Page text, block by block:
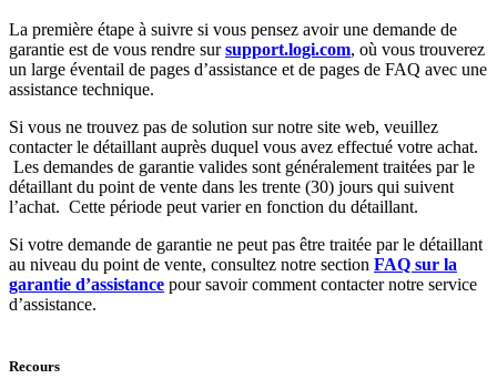
La première étape à suivre si vous pensez avoir une demande de
garantie est de vous rendre sursupport.logi.com, où vous trouverez
un large éventail de pages d’assistance et de pages de FAQ avec une
assistance technique.
Si vous ne trouvez pas de solution sur notre site web, veuillez
contacter le détaillant auprès duquel vous avez effectué votre achat.
Les demandes de garantie valides sont généralement traitées par le
détaillant du point de vente dans les trente (30) jours qui suivent
l’achat. Cette période peut varier en fonction du détaillant.
Si votre demande de garantie ne peut pas être traitée par le détaillant
au niveau du point de vente, consultez notre section FAQ sur la
garantie d’assistance pour savoir comment contacter notre service
d’assistance.
Recours